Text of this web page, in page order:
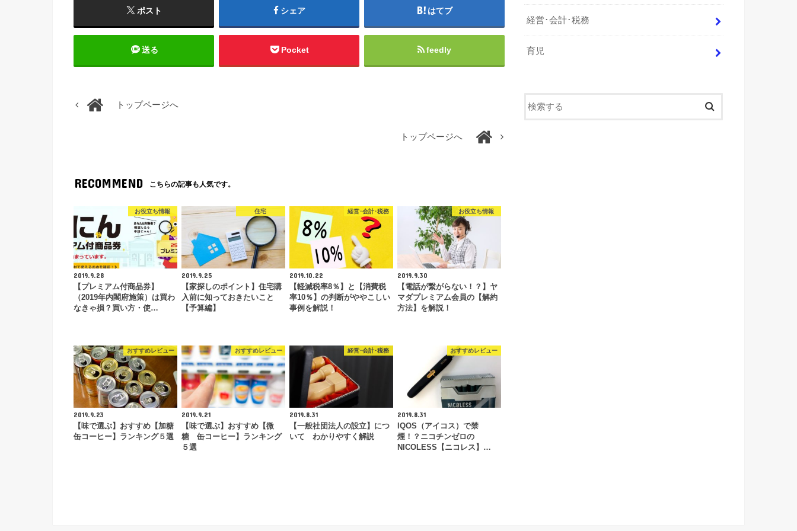
ポスト シェア はてブ
送る Pocket feedly
トップページへ
トップページへ
RECOMMEND こちらの記事も人気です。
お役立ち情報
2019.9.28
【プレミアム付商品券】
（2019年内閣府施策）は買わ
なきゃ損？買い方・使…
住宅
2019.9.25
【家探しのポイント】住宅購
入前に知っておきたいこと
【予算編】
経営･会計･税務
2019.10.22
【軽減税率8％】と【消費税
率10％】の判断がややこしい
事例を解説！
お役立ち情報
2019.9.30
【電話が繋がらない！？】ヤ
マダプレミアム会員の【解約
方法】を解説！
おすすめレビュー
2019.9.23
【味で選ぶ】おすすめ【加糖
缶コーヒー】ランキング５選
おすすめレビュー
2019.9.21
【味で選ぶ】おすすめ【微
糖 缶コーヒー】ランキング
５選
経営･会計･税務
2019.8.31
【一般社団法人の設立】につ
いて わかりやすく解説
おすすめレビュー
2019.8.31
IQOS（アイコス）で禁
煙！？ニコチンゼロの
NICOLESS【ニコレス】…
経営･会計･税務
育児